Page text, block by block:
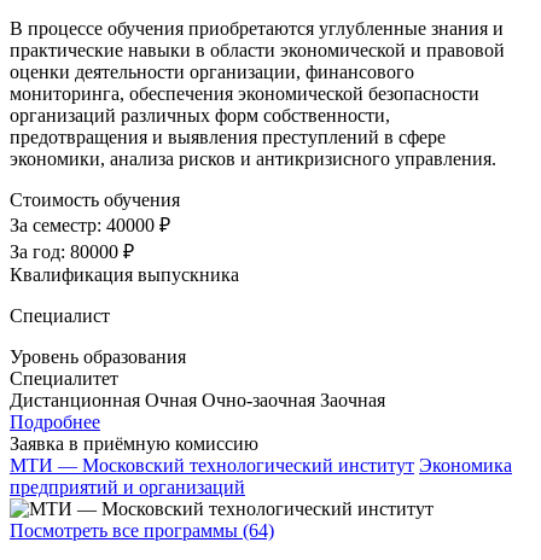
В процессе обучения приобретаются углубленные знания и
практические навыки в области экономической и правовой
оценки деятельности организации, финансового
мониторинга, обеспечения экономической безопасности
организаций различных форм собственности,
предотвращения и выявления преступлений в сфере
экономики, анализа рисков и антикризисного управления.
Стоимость обучения
За семестр: 40000 ₽
За год: 80000 ₽
Квалификация выпускника
Специалист
Уровень образования
Специалитет
Дистанционная Очная Очно-заочная Заочная
Подробнее
Заявка в приёмную комиссию
МТИ — Московский технологический институт Экономика
предприятий и организаций
Посмотреть все программы (64)